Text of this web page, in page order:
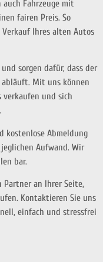
Fahrzeuge mit
fairen Preis. So
Verkauf Ihres alten Autos
sorgen dafür, dass der
abläuft. Mit uns können
verkaufen und sich
kostenlose Abmeldung
Aufwand. Wir
bar.
an Ihrer Seite,
Kontaktieren Sie uns
einfach und stressfrei